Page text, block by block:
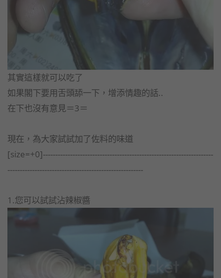
其實這樣就可以吃了
如果閣下要用舌頭舔一下，增添情趣的話..
在下也沒有意見＝3＝
現在，為大家試試加了佐料的味道
[size=+0]---------------------------------------------------------------------
-------------------------------------------------------
1.您可以試試沾辣椒醬